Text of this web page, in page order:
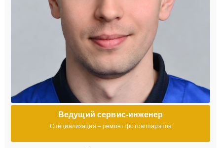
Ведущий сервис-инженер
Специализация – ремонт фотоаппаратов